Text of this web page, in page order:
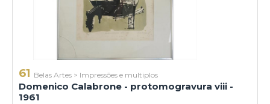
61 Belas Artes > Impressões e multiplos
Domenico Calabrone - protomogravura viii -
1961